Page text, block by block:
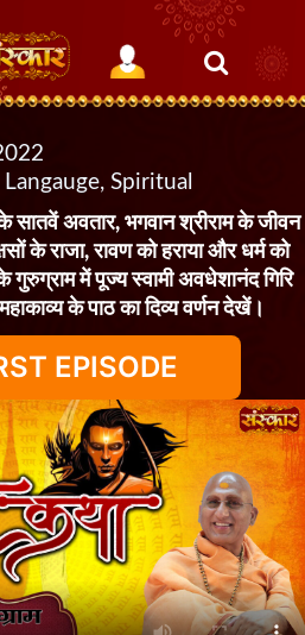
Spiritual
सातवें अवतार, भगवान श्रीराम के जीवन
के राजा, रावण को हराया और धर्म को
गुरुग्राम में पूज्य स्वामी अवधेशानंद गिरि
के पाठ का दिव्य वर्णन देखें।
EPISODE